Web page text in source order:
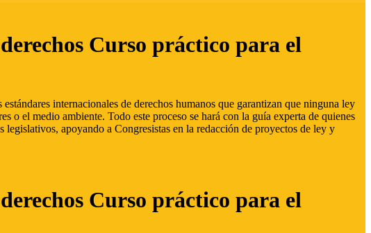
Curso práctico para el
internacionales de derechos humanos que garantizan que ninguna ley
o el medio ambiente. Todo este proceso se hará con la guía experta de quienes
apoyando a Congresistas en la redacción de proyectos de ley y
Curso práctico para el